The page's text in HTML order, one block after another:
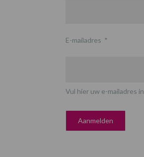
E-mailadres *
Vul hier uw e-mailadres in